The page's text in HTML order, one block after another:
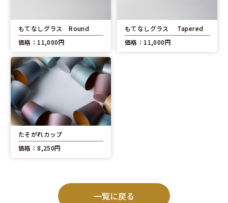
もてなしグラス Round
価格：11,000円
もてなしグラス Tapered
価格：11,000円
たそがれカップ
価格：8,250円
一覧に戻る